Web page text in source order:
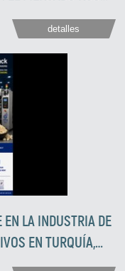
detalles
EN LA INDUSTRIA DE
EN TURQUÍA,
INTEGRADAS